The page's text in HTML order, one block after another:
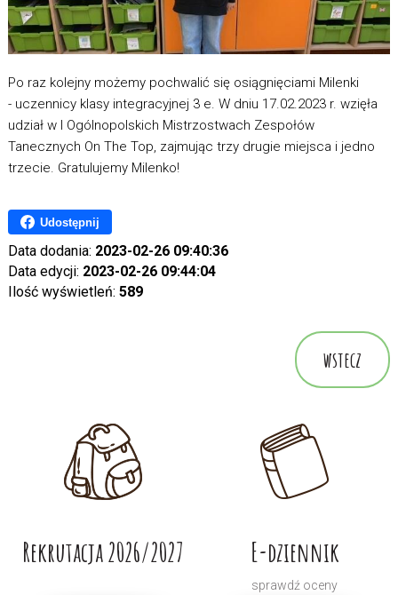
Po raz kolejny możemy pochwalić się osiągnięciami Milenki
- uczennicy klasy integracyjnej 3 e. W dniu 17.02.2023 r. wzięła
udział w I Ogólnopolskich Mistrzostwach Zespołów
Tanecznych On The Top, zajmując trzy drugie miejsca i jedno
trzecie. Gratulujemy Milenko!
Udostępnij
Data dodania: 2023-02-26 09:40:36
Data edycji: 2023-02-26 09:44:04
Ilość wyświetleń: 589
wstecz
Rekrutacja 2026/2027 E-dziennik
sprawdź oceny